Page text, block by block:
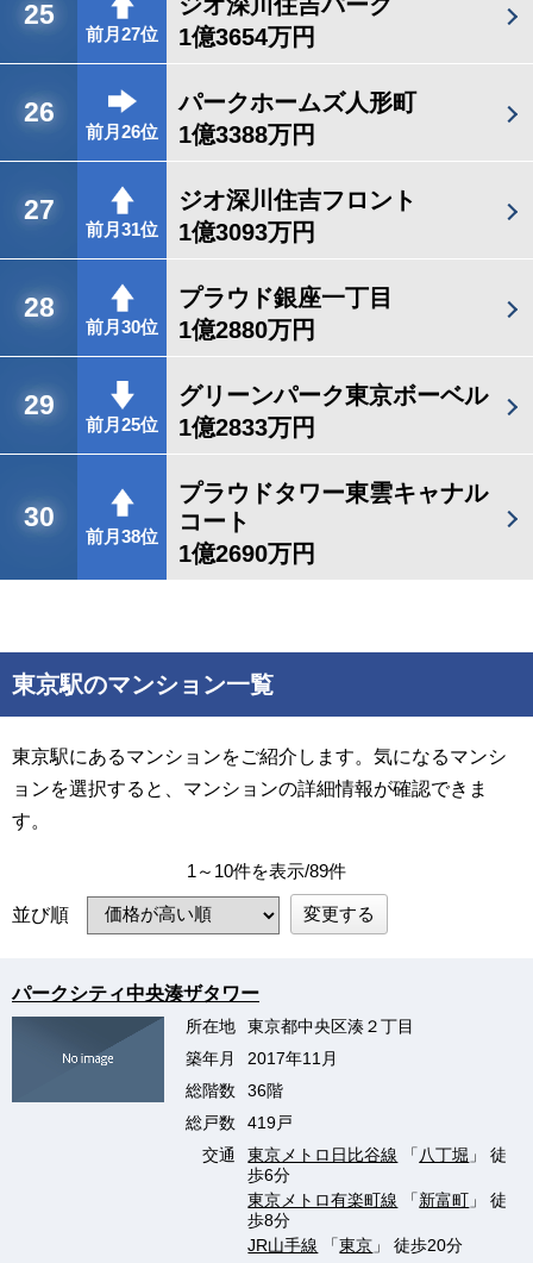
25
前月27位
1億3654万円
26
前月26位
パークホームズ人形町
1億3388万円
27
前月31位
ジオ深川住吉フロント
1億3093万円
28
前月30位
プラウド銀座一丁目
1億2880万円
29
前月25位
グリーンパーク東京ボーベル
1億2833万円
30
前月38位
プラウドタワー東雲キャナル
コート
1億2690万円
東京駅のマンション一覧
東京駅にあるマンションをご紹介します。気になるマンシ
ョンを選択すると、マンションの詳細情報が確認できま
す。
1～10件を表示/89件
並び順 変更する
パークシティ中央湊ザタワー
所在地
東京都中央区湊２丁目
築年月
2017年11月
総階数
36階
総戸数
419戸
交通
東京メトロ日比谷線 「 八丁堀 」 徒
歩6分
東京メトロ有楽町線 「新富町 」 徒
歩8分
JR山手線 「東京 」 徒歩20分